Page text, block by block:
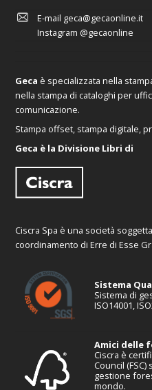
E-mail geca@gecaonline.it
Instagram @gecaonline
Geca è specializzata nella
nella stampa di cataloghi per
comunicazione.
Stampa offset, stampa digitale,
Geca è la Divisione Libri di
Ciscra Spa è una società
coordinamento di Erre di Esse
Sistema
Sistema di
ISO14001,
Amici delle
Ciscra è
Council
gestione
mondo.